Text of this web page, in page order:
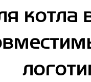
котла